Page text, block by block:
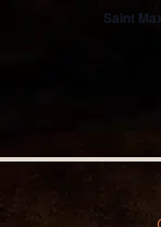
Saint